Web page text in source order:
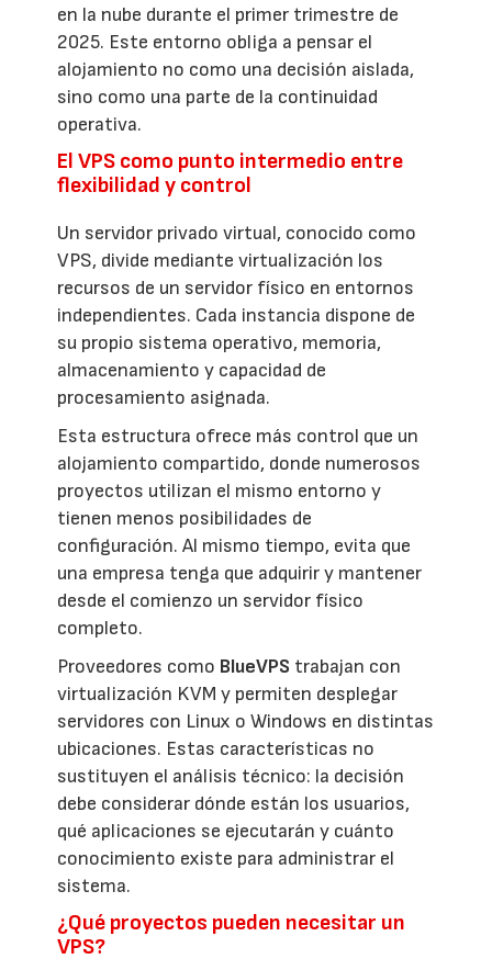
en la nube durante el primer trimestre de
2025. Este entorno obliga a pensar el
alojamiento no como una decisión aislada,
sino como una parte de la continuidad
operativa.
El VPS como punto intermedio entre
flexibilidad y control
Un servidor privado virtual, conocido como
VPS, divide mediante virtualización los
recursos de un servidor físico en entornos
independientes. Cada instancia dispone de
su propio sistema operativo, memoria,
almacenamiento y capacidad de
procesamiento asignada.
Esta estructura ofrece más control que un
alojamiento compartido, donde numerosos
proyectos utilizan el mismo entorno y
tienen menos posibilidades de
configuración. Al mismo tiempo, evita que
una empresa tenga que adquirir y mantener
desde el comienzo un servidor físico
completo.
Proveedores como BlueVPS trabajan con
virtualización KVM y permiten desplegar
servidores con Linux o Windows en distintas
ubicaciones. Estas características no
sustituyen el análisis técnico: la decisión
debe considerar dónde están los usuarios,
qué aplicaciones se ejecutarán y cuánto
conocimiento existe para administrar el
sistema.
¿Qué proyectos pueden necesitar un
VPS?